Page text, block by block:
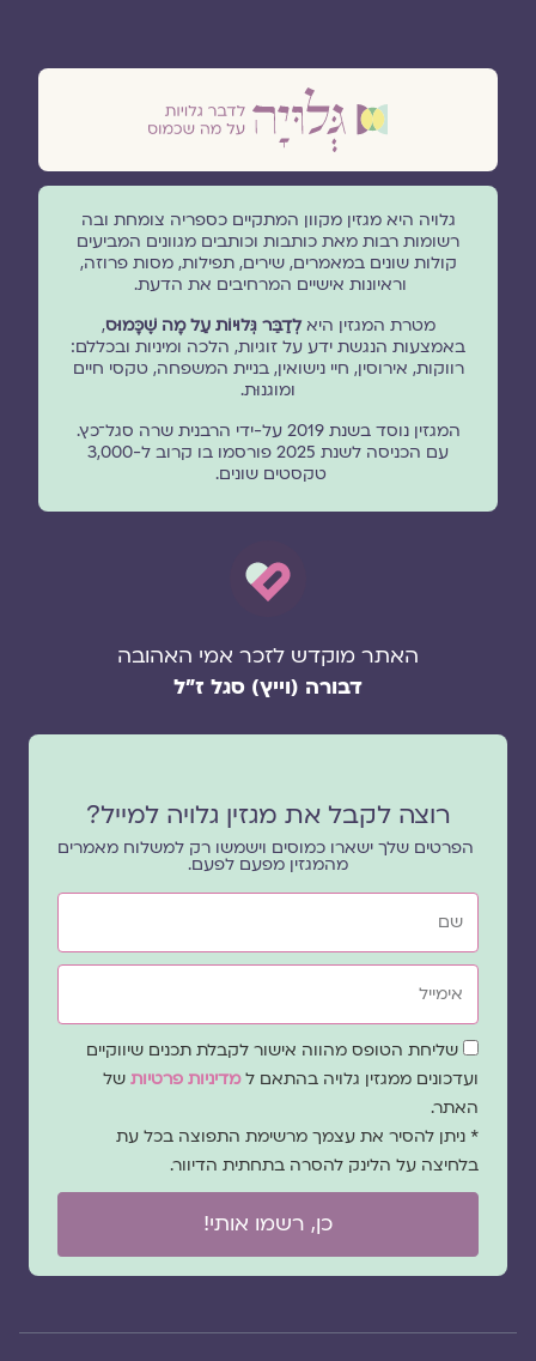
גלויה היא מגזין מקוון המתקיים כספריה צומחת ובה
רשומות רבות מאת כותבות וכותבים מגוונים המביעים
קולות שונים במאמרים, שירים, תפילות, מסות פרוזה,
וראיונות אישיים המרחיבים את הדעת.
מטרת המגזין היאלְדַבֵּר גְּלוּיוֹת עַל מָה שֶׁכָּמוּס,
באמצעות הנגשת ידע על זוגיות, הלכה ומיניות ובכללם:
רווקות, אירוסין, חיי נישואין, בניית המשפחה, טקסי חיים
ומוגנוּת.
המגזין נוסד בשנת 2019 על-ידי הרבנית שרה סגל־כץ.
עם הכניסה לשנת 2025 פורסמו בו קרוב ל-3,000
טקסטים שונים.
האתר מוקדש לזכר אמי האהובה
דבורה (וייץ) סגל ז"ל
רוצה לקבל את מגזין גלויה למייל?
הפרטים שלך ישארו כמוסים וישמשו רק למשלוח מאמרים
מהמגזין מפעם לפעם.
שם
אימייל
שדהשליחת הטופס מהווה אישור לקבלת תכנים שיווקיים
ועדכונים ממגזין גלויה בהתאם ל מדיניות פרטיותשל
האתר.
* ניתן להסיר את עצמך מרשימת התפוצה בכל עת
בלחיצה על הלינק להסרה בתחתית הדיוור.
כן, רשמו אותי!